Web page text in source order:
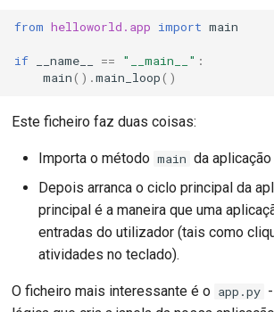
from helloworld.app import main
if __name__ == "__main__" :
main() .main_loop()
Este ficheiro faz duas coisas:
Importa o método main da aplicação
Depois arranca o ciclo principal da
principal é a maneira que uma
entradas do utilizador (tais como
atividades no teclado).
O ficheiro mais interessante é o app.py